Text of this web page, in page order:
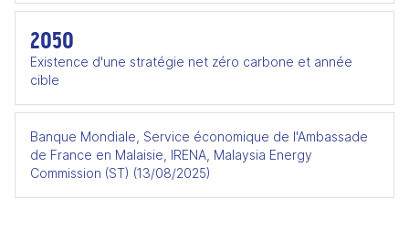
2050
Existence d'une stratégie net zéro carbone et année
cible
Banque Mondiale, Service économique de l'Ambassade
de France en Malaisie, IRENA, Malaysia Energy
Commission (ST) (13/08/2025)